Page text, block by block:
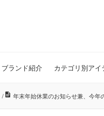
ブランド紹介 カテゴリ別アイ
/ 年末年始休業のお知らせ兼、今年